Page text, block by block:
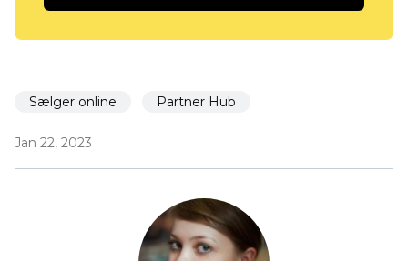
Sælger online Partner Hub
Jan 22, 2023